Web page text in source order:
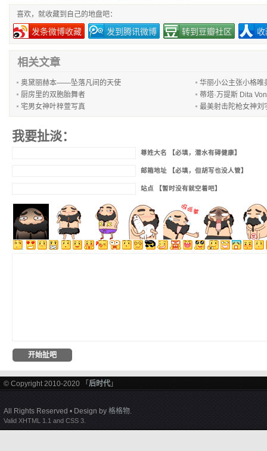
喜欢，就收藏到自己的地盘吧：
发条微博收藏 发到腾讯微博 转到豆瓣社区
相关文章
奥黛丽赫本——坠落凡间的天使
华丽小公主张小格唯
厨房里的双胞胎舞者
蒂塔·万提斯 Dita
宅男女神叶梓萱写真
最美射击陀枪女神刘
我要扯淡：
尊姓大名 【必填，潜水有碍健康】
邮箱地址 【必填，但胡写也没人管】
站点 【暂时没有就空着吧】
© Copyright 2010-2020 「 后时代 」
All Rights Reserved • Design by 格格物.
Valid XHTML 1.1 and CSS 3.